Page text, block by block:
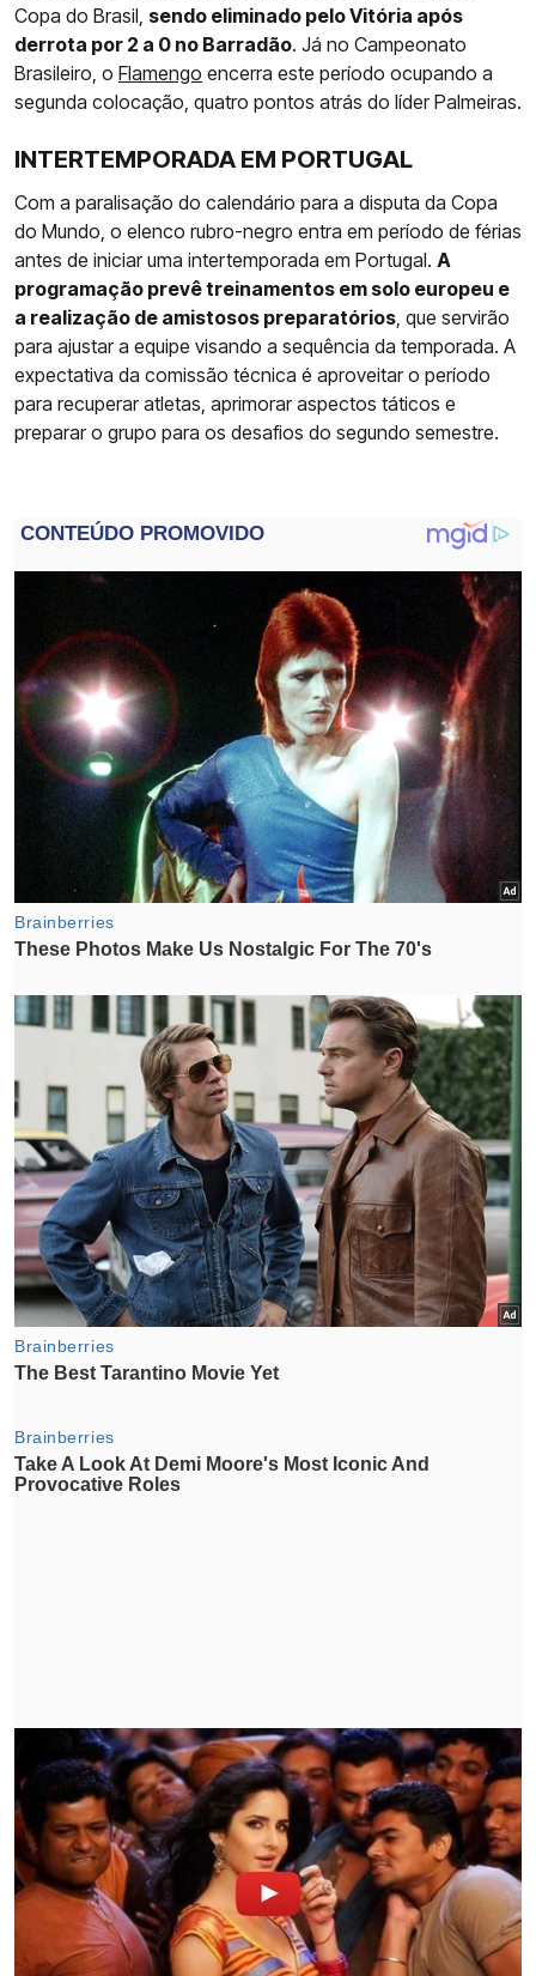
Copa do Brasil, sendo eliminado pelo Vitória após
derrota por 2 a 0 no Barradão. Já no Campeonato
Brasileiro, o Flamengo encerra este período ocupando a
segunda colocação, quatro pontos atrás do líder Palmeiras.
INTERTEMPORADA EM PORTUGAL
Com a paralisação do calendário para a disputa da Copa
do Mundo, o elenco rubro-negro entra em período de férias
antes de iniciar uma intertemporada em Portugal. A
programação prevê treinamentos em solo europeu e
a realização de amistosos preparatórios , que servirão
para ajustar a equipe visando a sequência da temporada. A
expectativa da comissão técnica é aproveitar o período
para recuperar atletas, aprimorar aspectos táticos e
preparar o grupo para os desafios do segundo semestre.